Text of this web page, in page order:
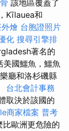
該地區覆蓋了
Kīlauea和
燴 台胞證照片
化 搜尋引擎排
著名的
美國鱷魚，鱷魚
廳和洛杉磯縣
台北會計事務
取決於該國的
商家檔案 普考
歐洲更危險的